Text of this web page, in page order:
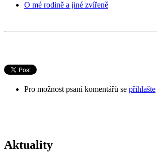
O mé rodině a jiné zvířeně
Pro možnost psaní komentářů se přihlašte
Aktuality